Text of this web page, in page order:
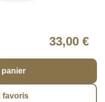
33,00 €
favoris